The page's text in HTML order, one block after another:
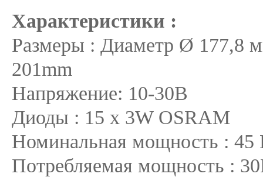
Характеристики :
Размеры : Диаметр Ø 177,8
201mm
Напряжение: 10-30В
Диоды : 15 x 3W OSRAM
Номинальная мощность : 45
Потребляемая мощность :